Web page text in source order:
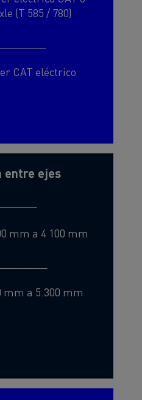
(T 585 / 780)
CAT eléctrico
entre ejes
mm a 4 100 mm
mm a 5.300 mm